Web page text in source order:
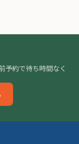
予約で待ち時間なく